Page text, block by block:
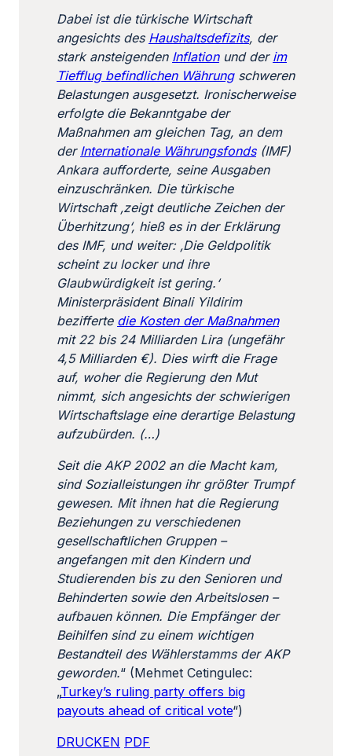
Dabei ist die türkische Wirtschaft
angesichts des Haushaltsdefizits, der
stark ansteigenden Inflationund der im
Tiefflug befindlichen Währungschweren
Belastungen ausgesetzt. Ironischerweise
erfolgte die Bekanntgabe der
Maßnahmen am gleichen Tag, an dem
der Internationale Währungsfonds(IMF)
Ankara aufforderte, seine Ausgaben
einzuschränken. Die türkische
Wirtschaft ‚zeigt deutliche Zeichen der
Überhitzung‘, hieß es in der Erklärung
des IMF, und weiter: ‚Die Geldpolitik
scheint zu locker und ihre
Glaubwürdigkeit ist gering.‘
Ministerpräsident Binali Yildirim
bezifferte die Kosten der Maßnahmen
mit 22 bis 24 Milliarden Lira (ungefähr
4,5 Milliarden €). Dies wirft die Frage
auf, woher die Regierung den Mut
nimmt, sich angesichts der schwierigen
Wirtschaftslage eine derartige Belastung
aufzubürden. (…)
Seit die AKP 2002 an die Macht kam,
sind Sozialleistungen ihr größter Trumpf
gewesen. Mit ihnen hat die Regierung
Beziehungen zu verschiedenen
gesellschaftlichen Gruppen –
angefangen mit den Kindern und
Studierenden bis zu den Senioren und
Behinderten sowie den Arbeitslosen –
aufbauen können. Die Empfänger der
Beihilfen sind zu einem wichtigen
Bestandteil des Wählerstamms der AKP
geworden.“ (Mehmet Cetingulec:
„Turkey’s ruling party offers big
payouts ahead of critical vote“)
DRUCKEN PDF